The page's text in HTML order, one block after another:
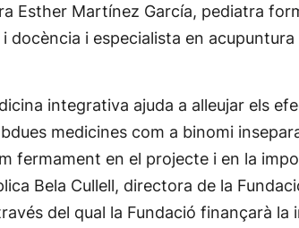
Esther Martínez García, pediatra
docència i especialista en
integrativa ajuda a alleujar els
medicines com a binomi
fermament en el projecte i en la
Bela Cullell, directora de la
del qual la Fundació finançarà